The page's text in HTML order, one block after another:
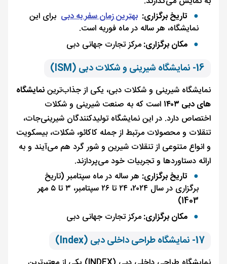
تاریخ برگزاری: بهترین زمان سفر به دبی برای این
نمایشگاه، هر ساله در ماه فوریه است.
مکان برگزاری:مرکز تجارت جهانی دبی
16- نمایشگاه شیرینی و شکلات دبی (ISM)
نمایشگاه شیرینی و شکلات دبی، یکی از جذاب‌تریننمایشگاه
های دبی ۱۴۰۳
است که به صنعت شیرینی و شکلات
اختصاص دارد. در این نمایشگاه تولیدکنندگان شیرینی‌جات،
تنقلات و محصولات مرتبط از جمله کاکائو، شکلات، بیسکویت
و انواع متنوعی از تنقلات شیرین و شور گرد هم می‌آیند و به
ارائه دستاوردها و تجربیات خود می‌پردازند.
تاریخ برگزاری: هر ساله در ماه سپتامبر (تاریخ
برگزاری در سال ۲۰۲۴، ۲۴ تا ۲۶ سپتامبر، ۳ تا ۵ مهر
1403)
مکان برگزاری:مرکز تجارت جهانی دبی
17- نمایشگاه طراحی داخلی دبی (Index)